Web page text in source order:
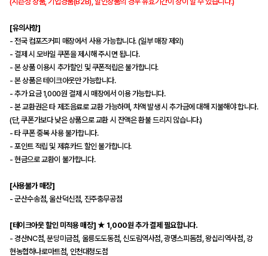
[유의사항]
- 전국 컴포즈커피 매장에서 사용 가능합니다. (일부 매장 제외)
- 결제 시 모바일 쿠폰을 제시해 주시면 됩니다.
- 본 상품 이용시 추가할인 및 쿠폰적립은 불가합니다.
- 본 상품은 테이크아웃만 가능합니다.
- 추가 요금 1,000원 결제 시 매장에서 이용 가능합니다.
- 본 교환권은 타 제조음료로 교환 가능하며, 차액 발생 시 추가금에 대해 지불해야 합니다.
(단, 쿠폰가보다 낮은 상품으로 교환 시 잔액은 환불 드리지 않습니다.)
- 타 쿠폰 중복 사용 불가합니다.
- 포인트 적립 및 제휴카드 할인 불가합니다.
- 현금으로 교환이 불가합니다.
[사용불가 매장]
- 군산수송점, 울산덕신점, 진주충무공점
[테이크아웃 할인 미적용 매장] ★ 1,000원 추가 결제 필요합니다.
- 경산NC점, 분당미금점, 울릉도도동점, 신도림역사점, 광명스피돔점, 왕십리역사점, 강
현농협하나로마트점, 인천대청도점